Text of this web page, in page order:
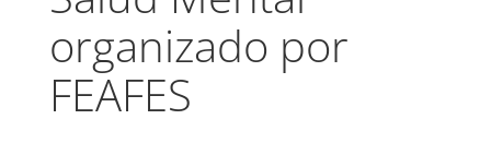
organizado por
FEAFES